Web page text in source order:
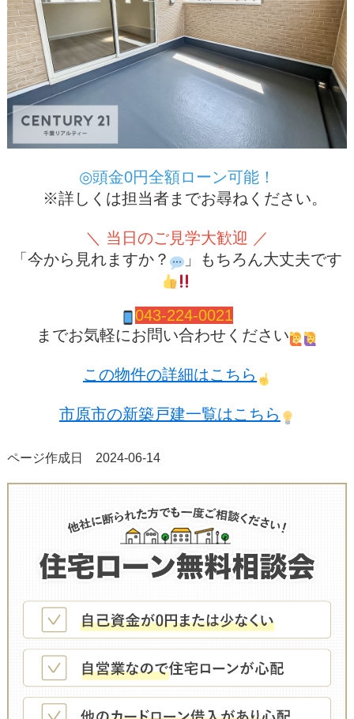
◎頭金0円全額ローン可能！
※詳しくは担当者までお尋ねください。
＼ 当日のご見学大歓迎 ／
「今から見れますか？
」もちろん大丈夫です
043-224-0021
までお気軽にお問い合わせください
この物件の詳細はこちら
市原市の新築戸建一覧はこちら
ページ作成日 2024-06-14